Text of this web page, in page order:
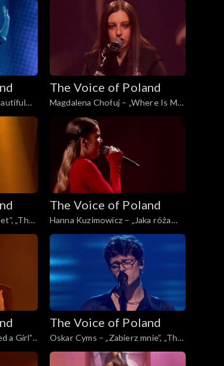
Live 2, 15 listopada 2025
Live
The Voice of Poland
Magdalena Chołuj – „Where Is My
Husband!”, „The Voice of Poland”,
Live 2, 15 listopada 2025
„The
The Voice of Poland
Hanna Kuzimowicz – „Jaka róża
taki cierń”, „The Voice of Poland”,
Live 2, 15 listopada 2025
a Girl”,
1, 8
The Voice of Poland
Oskar Cyms – „Zabierz mnie”, „The
Voice of Poland”, Live 1, 8
listopada 2025